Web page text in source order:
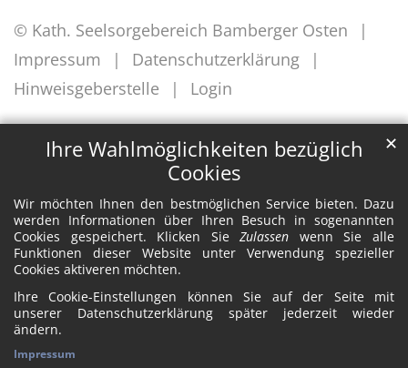
Ihre Wahlmöglichkeiten bezüglich
Cookies
Wir möchten Ihnen den bestmöglichen Service bieten. Dazu
werden Informationen über Ihren Besuch in sogenannten
Cookies gespeichert. Klicken SieZulassen wenn Sie alle
Funktionen dieser Website unter Verwendung spezieller
Cookies aktiveren möchten.
Ihre Cookie-Einstellungen können Sie auf der Seite mit
unserer Datenschutzerklärung später jederzeit wieder
ändern.
✕
Impressum
© Kath. Seelsorgebereich Bamberger Osten
Impressum
Datenschutzerklärung
Hinweisgeberstelle
Login